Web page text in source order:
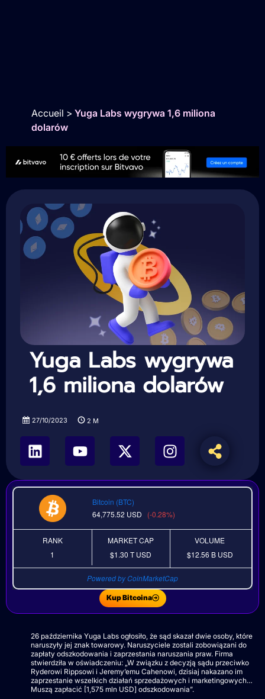
Accueil > Yuga Labs wygrywa 1,6 miliona
dolarów
Yuga Labs wygrywa
1,6 miliona dolarów
27/10/2023 2 M
Bitcoin (BTC)
64,775.52 USD (-0.28%)
RANK
1
MARKET CAP
$1.30 TUSD
VOLUME
$12.56 B USD
Powered by CoinMarketCap
Kup Bitcoina
26 października Yuga Labs ogłosiło, że sąd skazał dwie osoby, które
naruszyły jej znak towarowy. Naruszyciele zostali zobowiązani do
zapłaty odszkodowania i zaprzestania naruszania praw. Firma
stwierdziła w oświadczeniu: „W związku z decyzją sądu przeciwko
Ryderowi Rippsowi i Jeremy’emu Cahenowi, dzisiaj nakazano im
zaprzestanie wszelkich działań sprzedażowych i marketingowych…
Muszą zapłacić [1,575 mln USD] odszkodowania”.